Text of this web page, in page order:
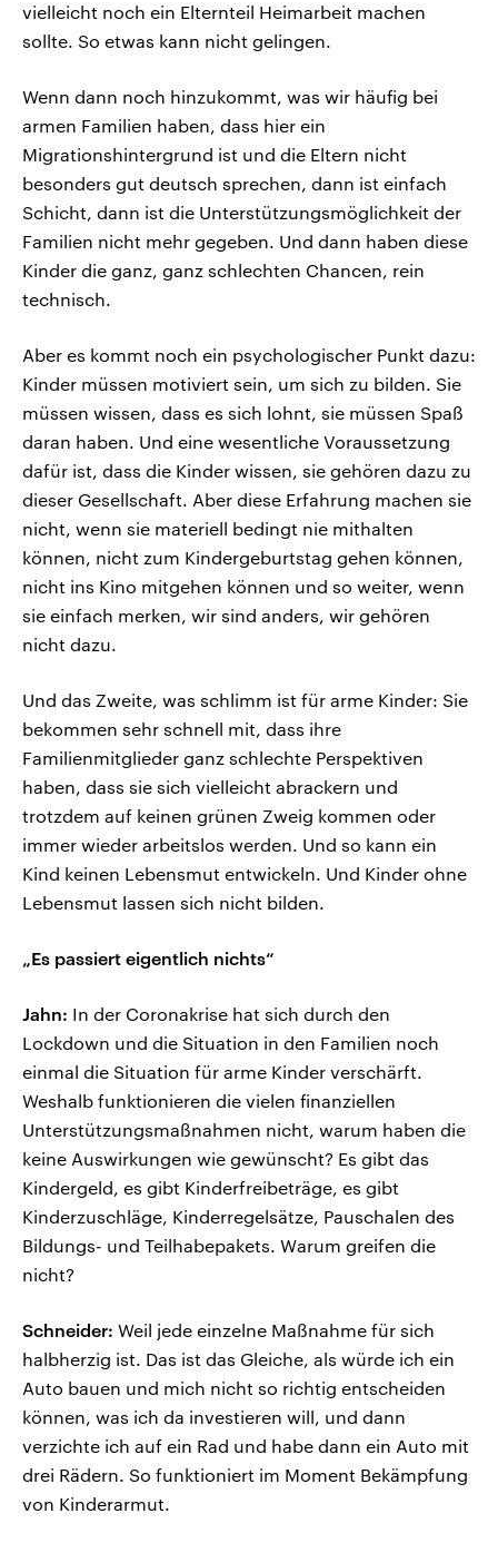
vielleicht noch ein Elternteil Heimarbeit machen
sollte. So etwas kann nicht gelingen.
Wenn dann noch hinzukommt, was wir häufig bei
armen Familien haben, dass hier ein
Migrationshintergrund ist und die Eltern nicht
besonders gut deutsch sprechen, dann ist einfach
Schicht, dann ist die Unterstützungsmöglichkeit der
Familien nicht mehr gegeben. Und dann haben diese
Kinder die ganz, ganz schlechten Chancen, rein
technisch.
Aber es kommt noch ein psychologischer Punkt dazu:
Kinder müssen motiviert sein, um sich zu bilden. Sie
müssen wissen, dass es sich lohnt, sie müssen Spaß
daran haben. Und eine wesentliche Voraussetzung
dafür ist, dass die Kinder wissen, sie gehören dazu zu
dieser Gesellschaft. Aber diese Erfahrung machen sie
nicht, wenn sie materiell bedingt nie mithalten
können, nicht zum Kindergeburtstag gehen können,
nicht ins Kino mitgehen können und so weiter, wenn
sie einfach merken, wir sind anders, wir gehören
nicht dazu.
Und das Zweite, was schlimm ist für arme Kinder: Sie
bekommen sehr schnell mit, dass ihre
Familienmitglieder ganz schlechte Perspektiven
haben, dass sie sich vielleicht abrackern und
trotzdem auf keinen grünen Zweig kommen oder
immer wieder arbeitslos werden. Und so kann ein
Kind keinen Lebensmut entwickeln. Und Kinder ohne
Lebensmut lassen sich nicht bilden.
„Es passiert eigentlich nichts“
Jahn: In der Coronakrise hat sich durch den
Lockdown und die Situation in den Familien noch
einmal die Situation für arme Kinder verschärft.
Weshalb funktionieren die vielen finanziellen
Unterstützungsmaßnahmen nicht, warum haben die
keine Auswirkungen wie gewünscht? Es gibt das
Kindergeld, es gibt Kinderfreibeträge, es gibt
Kinderzuschläge, Kinderregelsätze, Pauschalen des
Bildungs- und Teilhabepakets. Warum greifen die
nicht?
Schneider: Weil jede einzelne Maßnahme für sich
halbherzig ist. Das ist das Gleiche, als würde ich ein
Auto bauen und mich nicht so richtig entscheiden
können, was ich da investieren will, und dann
verzichte ich auf ein Rad und habe dann ein Auto mit
drei Rädern. So funktioniert im Moment Bekämpfung
von Kinderarmut.